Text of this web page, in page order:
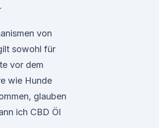
von
sowohl für
vor dem
wie Hunde
glauben
ich CBD Öl